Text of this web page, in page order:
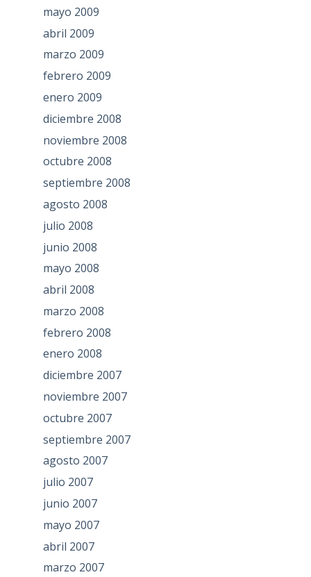
mayo 2009
abril 2009
marzo 2009
febrero 2009
enero 2009
diciembre 2008
noviembre 2008
octubre 2008
septiembre 2008
agosto 2008
julio 2008
junio 2008
mayo 2008
abril 2008
marzo 2008
febrero 2008
enero 2008
diciembre 2007
noviembre 2007
octubre 2007
septiembre 2007
agosto 2007
julio 2007
junio 2007
mayo 2007
abril 2007
marzo 2007